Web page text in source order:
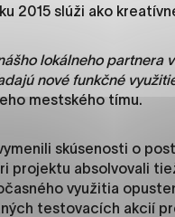
2015 slúži ako
lokálneho partnera
nové funkčné
mestského tímu.
skúsenosti o
projektu absolvovali
využitia
testovacích akcií
pochopiť, ako